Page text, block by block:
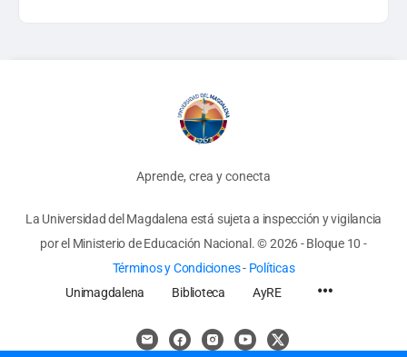
Aprende, crea y conecta
La Universidad del Magdalena está sujeta a inspección y vigilancia
por el Ministerio de Educación Nacional.© 2026 - Bloque 10 -
Términos y Condiciones- Políticas
Unimagdalena
Biblioteca AyRE